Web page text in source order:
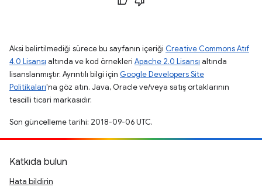
Aksi belirtilmediği sürece bu sayfanın içeriği Creative Commons Atıf
4.0 Lisansı altında ve kod örnekleri Apache 2.0 Lisansı altında
lisanslanmıştır. Ayrıntılı bilgi için Google Developers Site
Politikaları'na göz atın. Java, Oracle ve/veya satış ortaklarının
tescilli ticari markasıdır.
Son güncelleme tarihi: 2018-09-06 UTC.
Katkıda bulun
Hata bildirin